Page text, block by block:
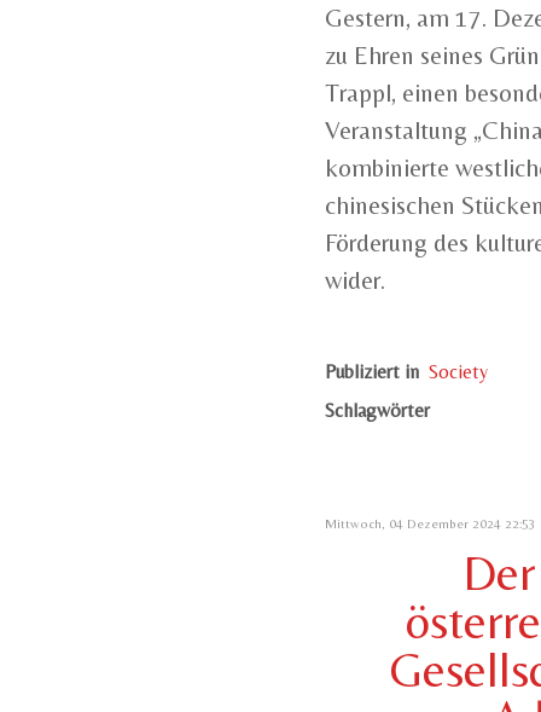
Gestern, am 17.
zu Ehren seines
Trappl, einen
Veranstaltung
kombinierte
chinesischen
Förderung des
wider.
Publiziert in Society
Schlagwörter
Mittwoch, 04 Dezember 2024 22:53